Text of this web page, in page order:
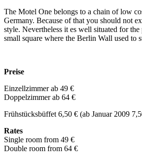
The Motel One belongs to a chain of low
Germany. Because of that you should not
style. Nevertheless it es well situated for
small square where the Berlin Wall used to
Preise
Einzellzimmer ab 49 €
Doppelzimmer ab 64 €
Frühstücksbüffet 6,50 € (ab Januar 2009
Rates
Single room from 49 €
Double room from 64 €